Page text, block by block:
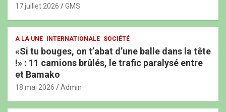
17 juillet 2026 GMS
A LA UNE INTERNATIONALE SOCIÉTÉ
«Si tu bouges, on t’abat d’une balle dans la tête
!» : 11 camions brûlés, le trafic paralysé entre
et Bamako
18 mai 2026 Admin